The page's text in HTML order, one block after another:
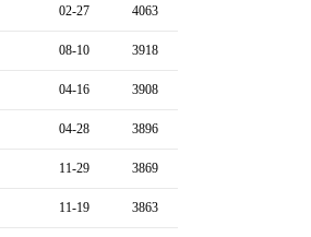
02-27 4063
08-10 3918
04-16 3908
04-28 3896
11-29 3869
11-19 3863